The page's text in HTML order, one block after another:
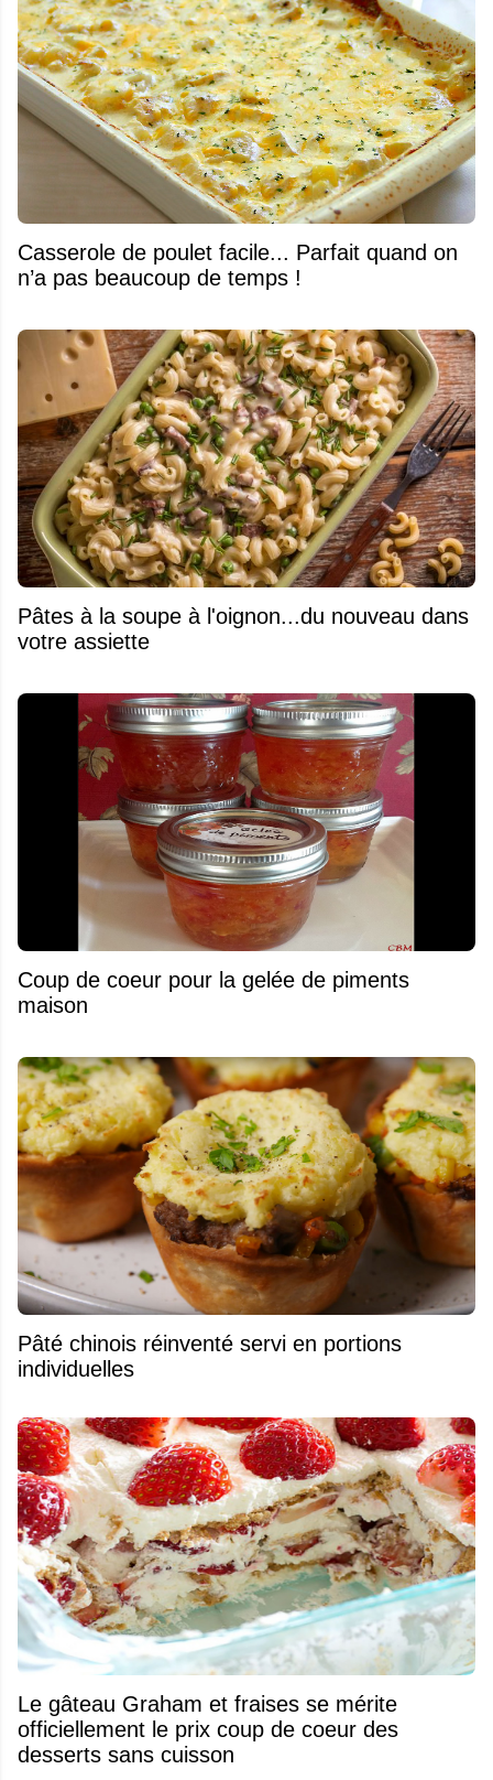
Casserole de poulet facile... Parfait quand on
n’a pas beaucoup de temps !
Pâtes à la soupe à l'oignon...du nouveau dans
votre assiette
Coup de coeur pour la gelée de piments
maison
Pâté chinois réinventé servi en portions
individuelles
Le gâteau Graham et fraises se mérite
officiellement le prix coup de coeur des
desserts sans cuisson